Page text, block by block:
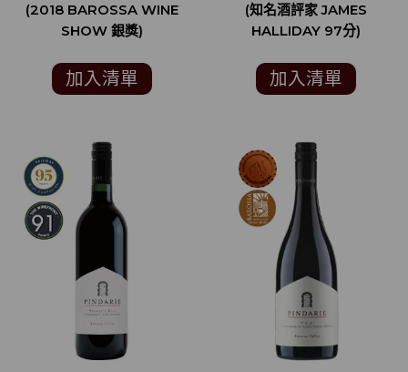
(2018 BAROSSA WINE
SHOW 銀獎)
加入清單
(知名酒評家 JAMES
HALLIDAY 97分)
加入清單